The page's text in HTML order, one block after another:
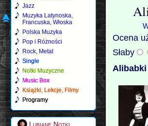
Jazz
Muzyka Latynoska,
Francuska, Włoska
Polska Muzyka
Pop i Różności
Rock, Metal
Single
Notki Muzyczne
Music Box
Książki, Lekcje, Filmy
Programy
Lubiane Notki
Ocena
Słaby
Alibabki